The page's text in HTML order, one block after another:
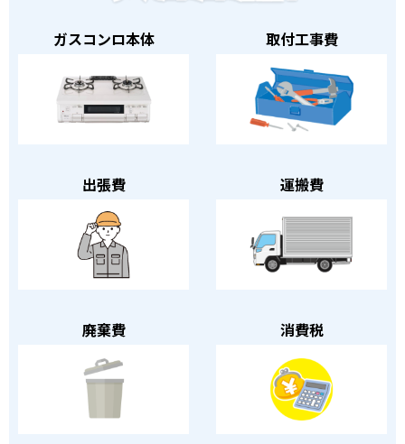
ガスコンロ本体 取付工事費
出張費 運搬費
廃棄費 消費税